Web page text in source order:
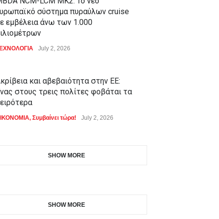
σύστημα πυραύλων cruise
εμβέλεια άνω των 1.000
July 2, 2026
και αβεβαιότητα στην ΕΕ:
στους τρεις πολίτες φοβάται τα
, Συμβαίνει τώρα! July 2, 2026
SHOW MORE
SHOW MORE